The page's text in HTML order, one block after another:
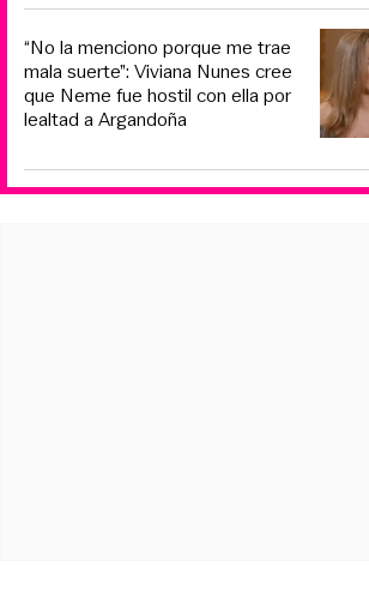
“No la menciono porque me trae
mala suerte”: Viviana Nunes cree
que Neme fue hostil con ella por
lealtad a Argandoña